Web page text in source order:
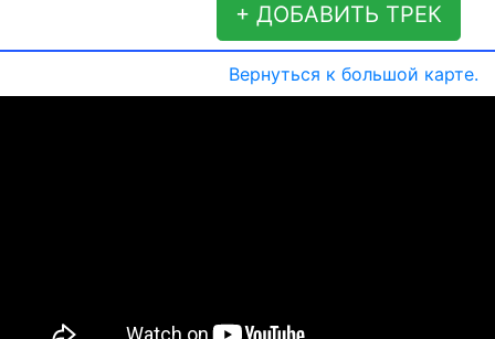
+ ДОБАВИТЬ ТРЕК
Вернуться к большой карте.